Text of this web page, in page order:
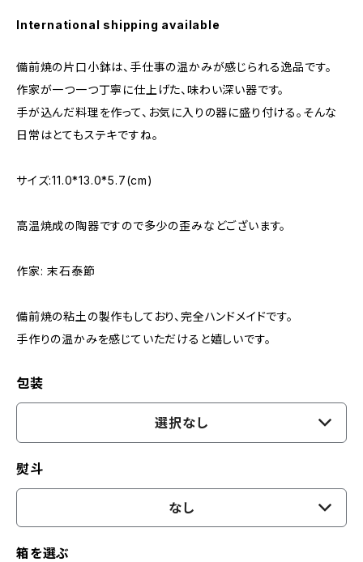
International shipping available
備前焼の片口小鉢は、手仕事の温かみが感じられる逸品です。
作家が一つ一つ丁寧に仕上げた、味わい深い器です。
手が込んだ料理を作って、お気に入りの器に盛り付ける。そんな
日常はとてもステキですね。
サイズ:11.0*13.0*5.7(cm)
高温焼成の陶器ですので多少の歪みなどございます。
作家: 末石泰節
備前焼の粘土の製作もしており、完全ハンドメイドです。
手作りの温かみを感じていただけると嬉しいです。
包装
選択なし
熨斗
なし
箱を選ぶ